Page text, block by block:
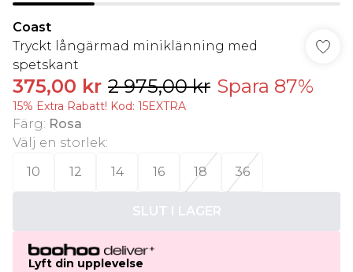
Coast
Tryckt långärmad miniklänning med
spetskant
375,00 kr 2 975,00 kr Spara 87%
15% Extra Rabatt! Kod: 15EXTRA
Färg: Rosa
Välj en storlek:
10
12 14 16 18 36
SLUT I LAGER
Lyft din upplevelse